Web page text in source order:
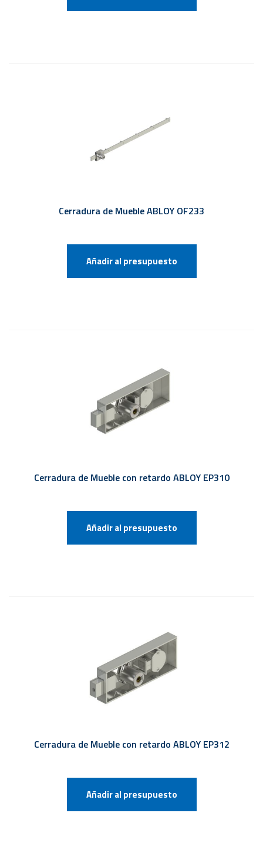
Cerradura de Mueble ABLOY OF233
Añadir al presupuesto
Cerradura de Mueble con retardo ABLOY EP310
Añadir al presupuesto
Cerradura de Mueble con retardo ABLOY EP312
Añadir al presupuesto